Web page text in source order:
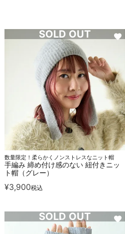
数量限定！柔らかくノンストレスなニット帽
手編み 締め付け感のない 紐付きニッ
ト帽（グレー）
¥3,900税込
SOLD OUT
SOLD OUT